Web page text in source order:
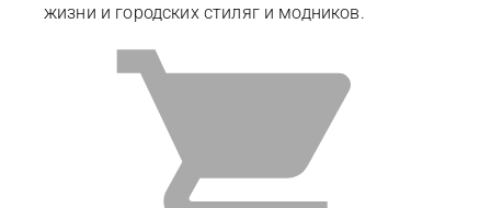
жизни и городских стиляг и модников.